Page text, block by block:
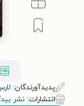
پدیدآورندگان:
انتشارات: نشر